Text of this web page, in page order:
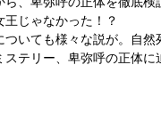
王じゃなかった！？
ついても様々な説が。自
テリー、卑弥呼の正体に